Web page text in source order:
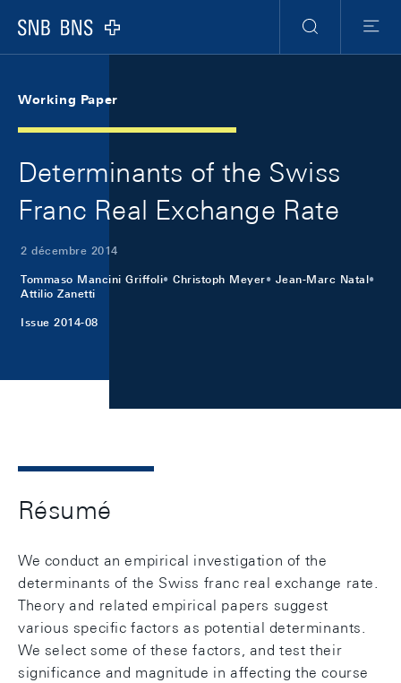
Logo
RechercheMenu
Working Paper
Determinants of the Swiss
Franc Real Exchange Rate
2 décembre 2014
Tommaso Mancini Griffoli Christoph Meyer
Jean-Marc Natal
Attilio Zanetti
Issue 2014-08
Résumé
We conduct an empirical investigation of the
determinants of the Swiss franc real exchange rate.
Theory and related empirical papers suggest
various specific factors as potential determinants.
We select some of these factors, and test their
significance and magnitude in affecting the course